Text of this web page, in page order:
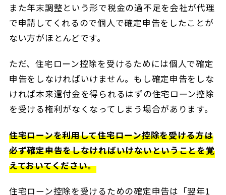
また年末調整という形で税金の過不足を会社が代理
で申請してくれるので個人で確定申告をしたことが
ない方がほとんどです。
ただ、住宅ローン控除を受けるためには個人で確定
申告をしなければいけません。もし確定申告をしな
ければ本来還付金を得られるはずの住宅ローン控除
を受ける権利がなくなってしまう場合があります。
住宅ローンを利用して住宅ローン控除を受ける方は
必ず確定申告をしなければいけないということを覚
えておいてください。
住宅ローン控除を受けるための確定申告は「翌年1